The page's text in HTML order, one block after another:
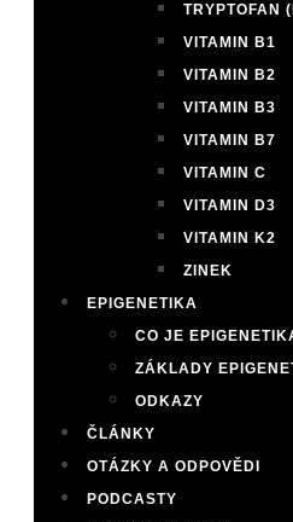
TRYPTOFAN
VITAMIN B1
VITAMIN B2
VITAMIN B3
VITAMIN B7
VITAMIN C
VITAMIN D3
VITAMIN K2
ZINEK
EPIGENETIKA
CO JE
ZÁKLADY
ODKAZY
ČLÁNKY
OTÁZKY A ODPOVĚDI
PODCASTY